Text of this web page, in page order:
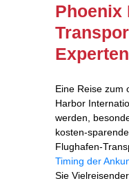
Phoenix
Eine Reise zum
Harbor
werden,
Timing der
Sie